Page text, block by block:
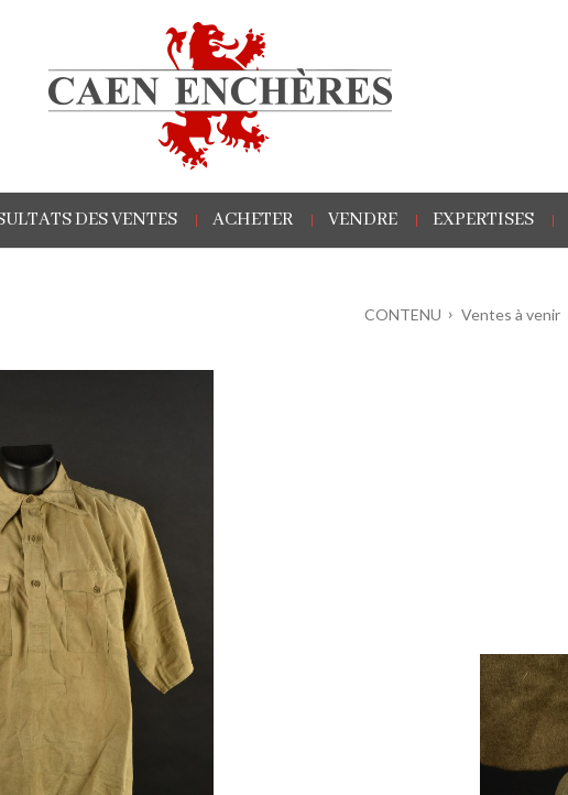
DES VENTES ACHETER VENDRE EXPERTISES
CONTENU Ventes à venir